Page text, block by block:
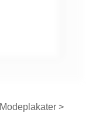
Modeplakater >